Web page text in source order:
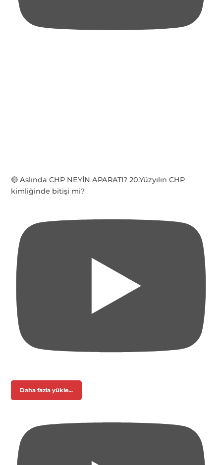
🔴 Aslında CHP NEYİN APARATI? 20.Yüzyılın CHP
kimliğinde bitişi mi?
Daha fazla yükle...